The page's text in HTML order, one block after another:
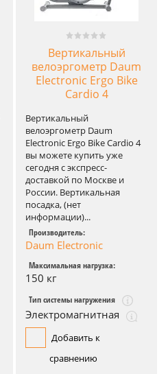
Вертикальный
велоэргометр Daum
Electronic Ergo Bike
Cardio 4
Вертикальный
велоэргометр Daum
Electronic Ergo Bike Cardio 4
вы можете купить уже
сегодня с экспресс-
доставкой по Москве и
России. Вертикальная
посадка, (нет
информации)...
Производитель:
Daum Electronic
Максимальная нагрузка:
150 кг
Тип системы нагружения
Электромагнитная
Добавить к
сравнению